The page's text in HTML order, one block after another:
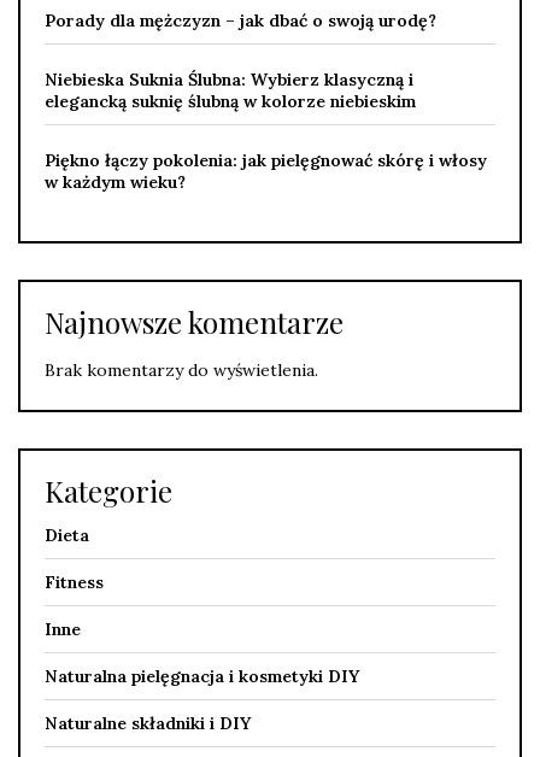
Porady dla mężczyzn – jak dbać o swoją urodę?
Niebieska Suknia Ślubna: Wybierz klasyczną i
elegancką suknię ślubną w kolorze niebieskim
Piękno łączy pokolenia: jak pielęgnować skórę i włosy
w każdym wieku?
Najnowsze komentarze
Brak komentarzy do wyświetlenia.
Kategorie
Dieta
Fitness
Inne
Naturalna pielęgnacja i kosmetyki DIY
Naturalne składniki i DIY